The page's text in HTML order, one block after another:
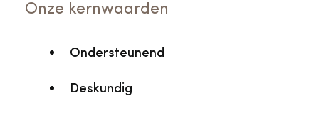
Onze kernwaarden
Ondersteunend
Deskundig